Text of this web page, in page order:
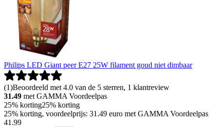
Philips LED Giant peer E27 25W filament goud niet dimbaar
(1)Beoordeeld met 4.0 van de 5 sterren, 1 klantreview
31.49 met GAMMA Voordeelpas
25% korting25% korting
25% korting, voordeelprijs: 31.49 euro met GAMMA Voordeelpas
41 .99